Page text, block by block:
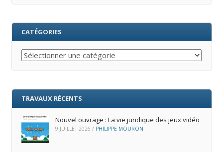
CATÉGORIES
Catégories
TRAVAUX RÉCENTS
Nouvel ouvrage : La vie juridique des jeux vidéo
9 JUILLET 2026 / PHILIPPE MOURON